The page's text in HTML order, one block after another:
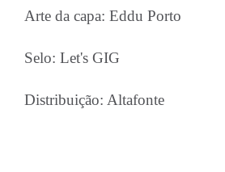
Arte da capa: Eddu Porto
Selo: Let's GIG
Distribuição: Altafonte